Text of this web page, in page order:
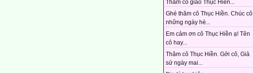
Thăm cô giáo Thục Hiền...
Ghé thăm cô Thục Hiền. Chúc cô
những ngày hè...
Em cảm ơn cô Thục Hiền ạ! Tên
cô hay...
Thăm cô Thục Hiền. Gởi cô, Giả
sử ngày mai...